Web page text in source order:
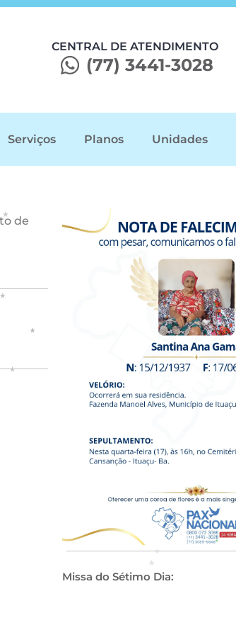
CENTRAL DE ATENDIMENTO
(77) 3441-3028
Serviços Planos Unidades
de
Missa do Sétimo Dia: